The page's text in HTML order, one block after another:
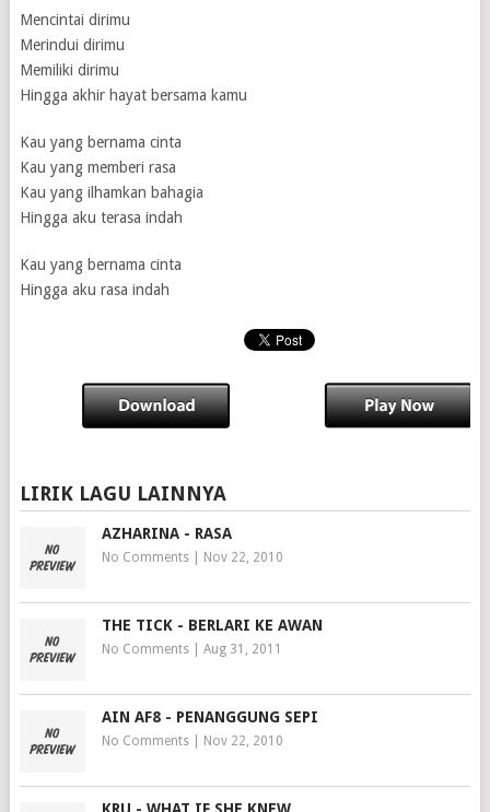
Mencintai dirimu
Merindui dirimu
Memiliki dirimu
Hingga akhir hayat bersama kamu
Kau yang bernama cinta
Kau yang memberi rasa
Kau yang ilhamkan bahagia
Hingga aku terasa indah
Kau yang bernama cinta
Hingga aku rasa indah
LIRIK LAGU LAINNYA
AZHARINA - RASA
No Comments| Nov 22, 2010
THE TICK - BERLARI KE AWAN
No Comments| Aug 31, 2011
AIN AF8 - PENANGGUNG SEPI
No Comments| Nov 22, 2010